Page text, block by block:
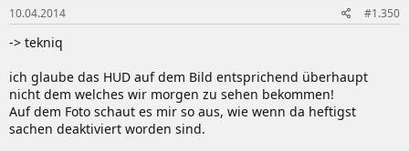
10.04.2014 #1.350
-> tekniq
ich glaube das HUD auf dem Bild entsprichend überhaupt
nicht dem welches wir morgen zu sehen bekommen!
Auf dem Foto schaut es mir so aus, wie wenn da heftigst
sachen deaktiviert worden sind.